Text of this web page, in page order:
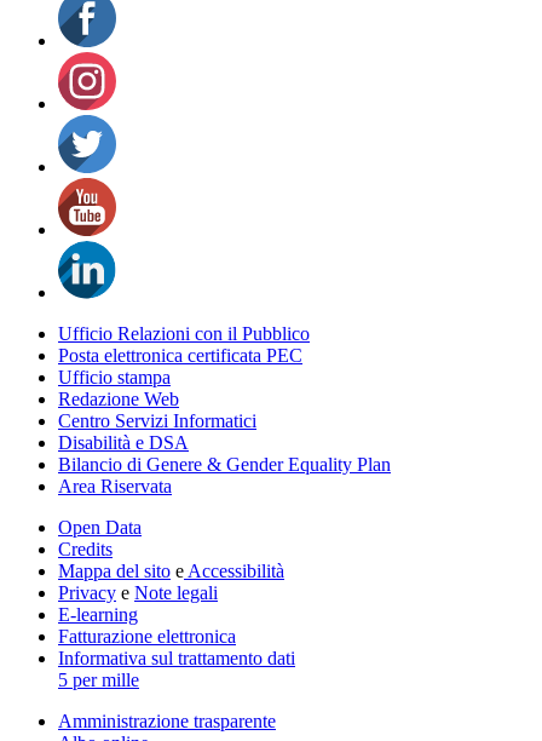
Ufficio Relazioni con il Pubblico
Posta elettronica certificata PEC
Ufficio stampa
Redazione Web
Centro Servizi Informatici
Disabilità e DSA
Bilancio di Genere & Gender Equality Plan
Area Riservata
Open Data
Credits
Mappa del sito e Accessibilità
Privacy e Note legali
E-learning
Fatturazione elettronica
Informativa sul trattamento dati
5 per mille
Amministrazione trasparente